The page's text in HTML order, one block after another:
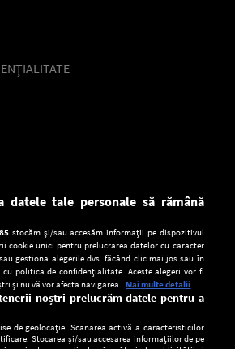
Europa FM pentru smartphone:
datele tale personale să rămână
stocăm și/sau accesăm informații pe dispozitivul
cookie unici pentru prelucrarea datelor cu caracter
gestiona alegerile dvs. făcând clic mai jos sau în
politica de confidențialitate. Aceste alegeri vor fi
și nu vă vor afecta navigarea. Mai multe detalii
noștri prelucrăm datele pentru a
de geolocație. Scanarea activă a caracteristicilor
Stocarea și/sau accesarea informațiilor de pe